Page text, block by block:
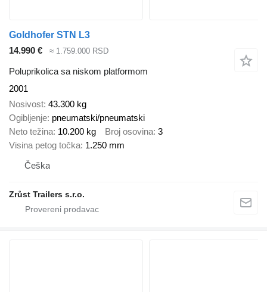
Goldhofer STN L3
14.990 €
≈ 1.759.000 RSD
Poluprikolica sa niskom platformom
2001
Nosivost 43.300 kg
Ogibljenje pneumatski/pneumatski
Neto težina 10.200 kg Broj osovina 3
Visina petog točka 1.250 mm
Češka
Zrůst Trailers s.r.o.